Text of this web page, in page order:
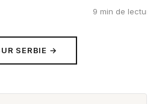
9 min de lecture
SERBIE →